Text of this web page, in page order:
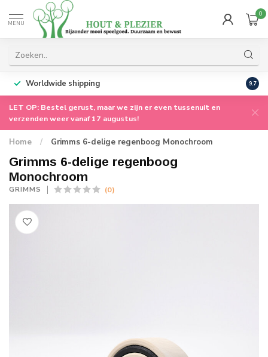
MENU
0
Worldwide shipping 9.7
LET OP: Bestel gerust, maar we zijn er even tussenuit en
verzenden weer vanaf 17 augustus!
Home / Grimms 6-delige regenboog Monochroom
Grimms 6-delige regenboog
Monochroom
GRIMMS (0)